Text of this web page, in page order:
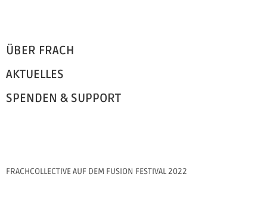
ÜBER FRACH
AKTUELLES
SPENDEN & SUPPORT
FRACHCOLLECTIVE AUF DEM FUSION FESTIVAL 2022